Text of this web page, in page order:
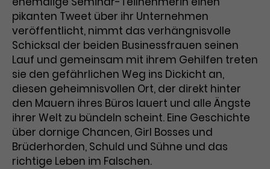
Zweck
gesendet. Solange es gesetzt ist,
werden bestimmte
Datenübertragungen
unterbunden.
Name IDE
Anbieter Google / DoubleClick
Laufzeit 1 Jahr
Zweck
Dieses Cookie dient der Anzeige
personalisierter Werbung und
misst die Wirksamkeit von
Werbekampagnen über
pikanten Tweet über ihr Unternehmen
veröffentlicht, nimmt das verhängnisvolle
Schicksal der beiden Businessfrauen seinen
Lauf und gemeinsam mit ihrem Gehilfen treten
sie den gefährlichen Weg ins Dickicht an,
diesen geheimnisvollen Ort, der direkt hinter
den Mauern ihres Büros lauert und alle Ängste
ihrer Welt zu bündeln scheint. Eine Geschichte
über dornige Chancen, Girl Bosses und
Brüderhorden, Schuld und Sühne und das
richtige Leben im Falschen.